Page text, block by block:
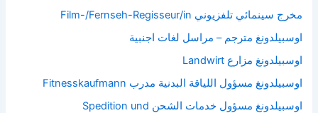
مخرج سينمائي تلفزيوني Film-/Fernseh-Regisseur/in
اوسبيلدونغ مترجم – مراسل لغات اجنبية
اوسبيلدونغ مزارع Landwirt
اوسبيلدونغ مسؤول اللياقة البدنية مدرب Fitnesskaufmann
اوسبيلدونغ مسؤول خدمات الشحن Spedition und